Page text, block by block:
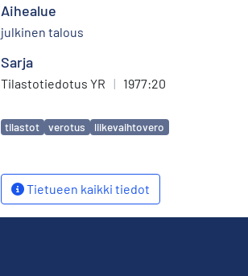
Aihealue
julkinen talous
Sarja
Tilastotiedotus YR | 1977:20
Avainsanat
tilastot verotus liikevaihtovero
Tietueen kaikki tiedot